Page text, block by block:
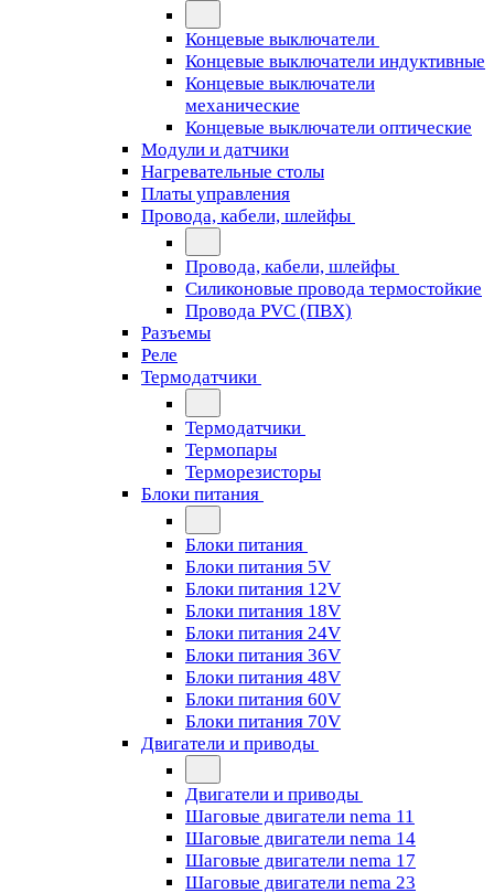
Концевые выключатели
Концевые выключатели индуктивные
Концевые выключатели
механические
Концевые выключатели оптические
Модули и датчики
Нагревательные столы
Платы управления
Провода, кабели, шлейфы
Провода, кабели, шлейфы
Силиконовые провода термостойкие
Провода PVC (ПВХ)
Разъемы
Реле
Термодатчики
Термодатчики
Термопары
Терморезисторы
Блоки питания
Блоки питания
Блоки питания 5V
Блоки питания 12V
Блоки питания 18V
Блоки питания 24V
Блоки питания 36V
Блоки питания 48V
Блоки питания 60V
Блоки питания 70V
Двигатели и приводы
Двигатели и приводы
Шаговые двигатели nema 11
Шаговые двигатели nema 14
Шаговые двигатели nema 17
Шаговые двигатели nema 23